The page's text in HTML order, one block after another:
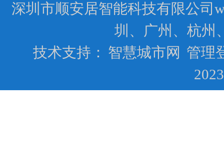
深圳市顺安居智能科技有限公司
圳、广州、杭州
技术支持： 智慧城市网 管理